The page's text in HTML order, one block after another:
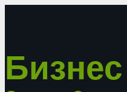
Бизнес